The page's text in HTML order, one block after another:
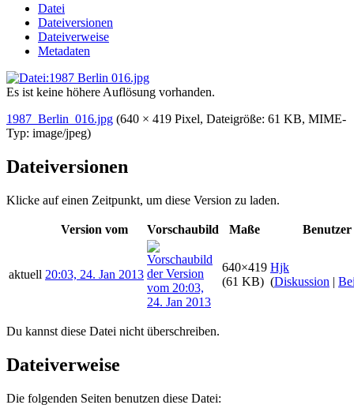
Datei
Dateiversionen
Dateiverweise
Metadaten
Es ist keine höhere Auflösung vorhanden.
1987_Berlin_016.jpg (640 × 419 Pixel, Dateigröße: 61 KB, MIME-
Typ: image/jpeg)
Dateiversionen
Klicke auf einen Zeitpunkt, um diese Version zu laden.
Version vom Vorschaubild Maße Benutzer
aktuell 20:03, 24. Jan 2013
640×419
(61 KB)
Hjk
(Diskussion |
Du kannst diese Datei nicht überschreiben.
Dateiverweise
Die folgenden Seiten benutzen diese Datei: